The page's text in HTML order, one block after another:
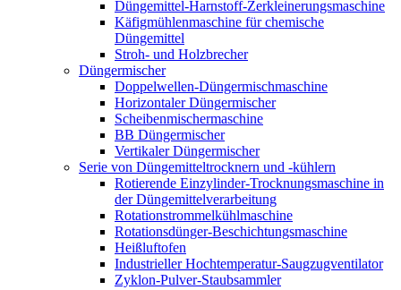
Düngemittel-Harnstoff-Zerkleinerungsmaschine
Käfigmühlenmaschine für chemische
Düngemittel
Stroh- und Holzbrecher
Düngermischer
Doppelwellen-Düngermischmaschine
Horizontaler Düngermischer
Scheibenmischermaschine
BB Düngermischer
Vertikaler Düngermischer
Serie von Düngemitteltrocknern und -kühlern
Rotierende Einzylinder-Trocknungsmaschine in
der Düngemittelverarbeitung
Rotationstrommelkühlmaschine
Rotationsdünger-Beschichtungsmaschine
Heißluftofen
Industrieller Hochtemperatur-Saugzugventilator
Zyklon-Pulver-Staubsammler